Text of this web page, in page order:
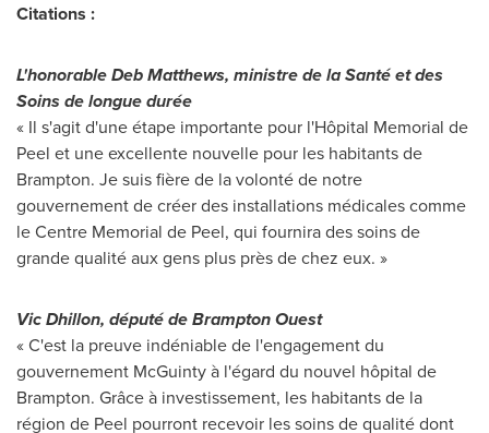
Citations :
L'honorableDeb Matthews, ministre de la Santé et des
Soins de longue durée
« Il s'agit d'une étape importante pour l'Hôpital Memorial de
Peel et une excellente nouvelle pour les habitants de
Brampton. Je suis fière de la volonté de notre
gouvernement de créer des installations médicales comme
le Centre Memorial de Peel, qui fournira des soins de
grande qualité aux gens plus près de chez eux. »
Vic Dhillon, député de Brampton Ouest
« C'est la preuve indéniable de l'engagement du
gouvernement McGuinty à l'égard du nouvel hôpital de
Brampton. Grâce à investissement, les habitants de la
région de Peel pourront recevoir les soins de qualité dont